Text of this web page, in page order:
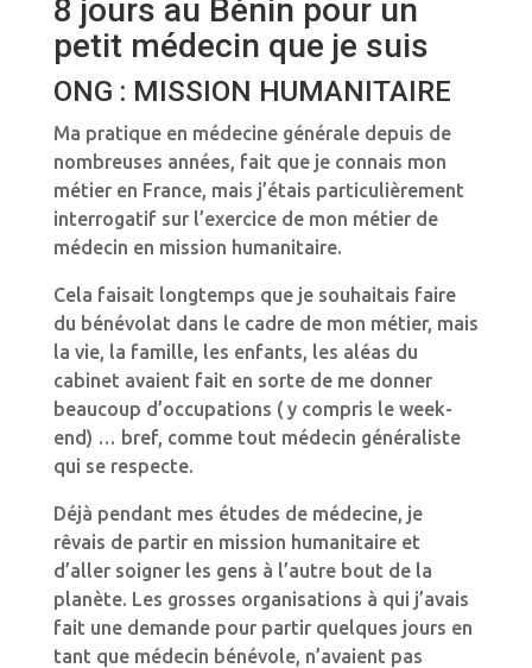
8 jours au Bénin pour un
petit médecin que je suis
ONG : MISSION HUMANITAIRE
Ma pratique en médecine générale depuis de
nombreuses années, fait que je connais mon
métier en France, mais j’étais particulièrement
interrogatif sur l’exercice de mon métier de
médecin en mission humanitaire.
Cela faisait longtemps que je souhaitais faire
du bénévolat dans le cadre de mon métier, mais
la vie, la famille, les enfants, les aléas du
cabinet avaient fait en sorte de me donner
beaucoup d’occupations ( y compris le week-
end) … bref, comme tout médecin généraliste
qui se respecte.
Déjà pendant mes études de médecine, je
rêvais de partir en mission humanitaire et
d’aller soigner les gens à l’autre bout de la
planète. Les grosses organisations à qui j’avais
fait une demande pour partir quelques jours en
tant que médecin bénévole, n’avaient pas